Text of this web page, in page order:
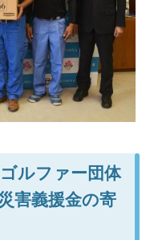
ルファー団体
害義援金の寄